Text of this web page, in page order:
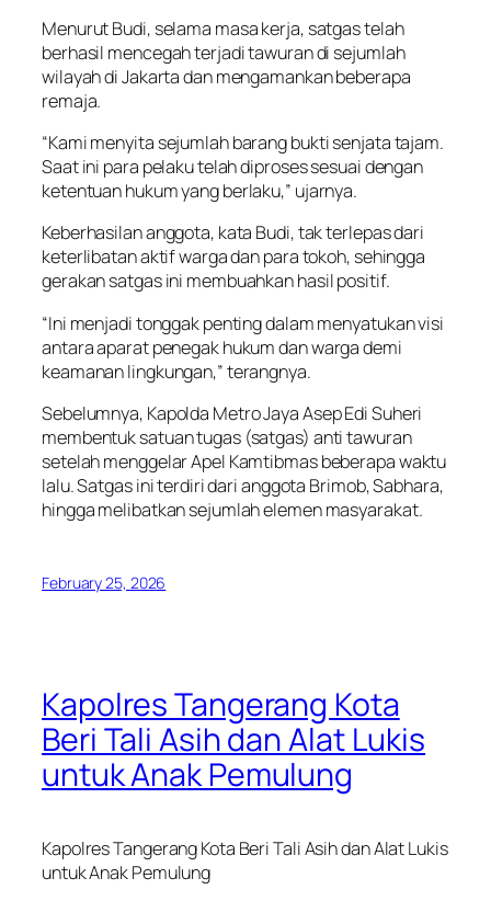
Menurut Budi, selama masa kerja, satgas telah
berhasil mencegah terjadi tawuran di sejumlah
wilayah di Jakarta dan mengamankan beberapa
remaja.
“Kami menyita sejumlah barang bukti senjata tajam.
Saat ini para pelaku telah diproses sesuai dengan
ketentuan hukum yang berlaku,” ujarnya.
Keberhasilan anggota, kata Budi, tak terlepas dari
keterlibatan aktif warga dan para tokoh, sehingga
gerakan satgas ini membuahkan hasil positif.
“Ini menjadi tonggak penting dalam menyatukan visi
antara aparat penegak hukum dan warga demi
keamanan lingkungan,” terangnya.
Sebelumnya, Kapolda Metro Jaya Asep Edi Suheri
membentuk satuan tugas (satgas) anti tawuran
setelah menggelar Apel Kamtibmas beberapa waktu
lalu. Satgas ini terdiri dari anggota Brimob, Sabhara,
hingga melibatkan sejumlah elemen masyarakat.
February 25, 2026
Kapolres Tangerang Kota
Beri Tali Asih dan Alat Lukis
untuk Anak Pemulung
Kapolres Tangerang Kota Beri Tali Asih dan Alat Lukis
untuk Anak Pemulung